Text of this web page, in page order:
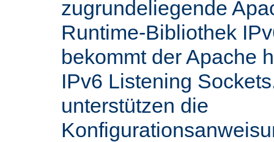
zugrundeliegende
Runtime-Bibliothek
bekommt der Apache
IPv6 Listening
unterstützen die